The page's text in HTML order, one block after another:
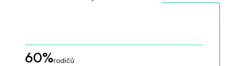
60%rodičů